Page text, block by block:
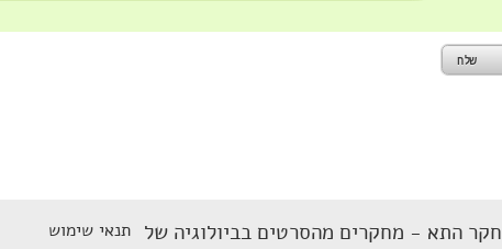
חקר התא - מחקרים מהסרטים בביולוגיה של תנאי שימוש